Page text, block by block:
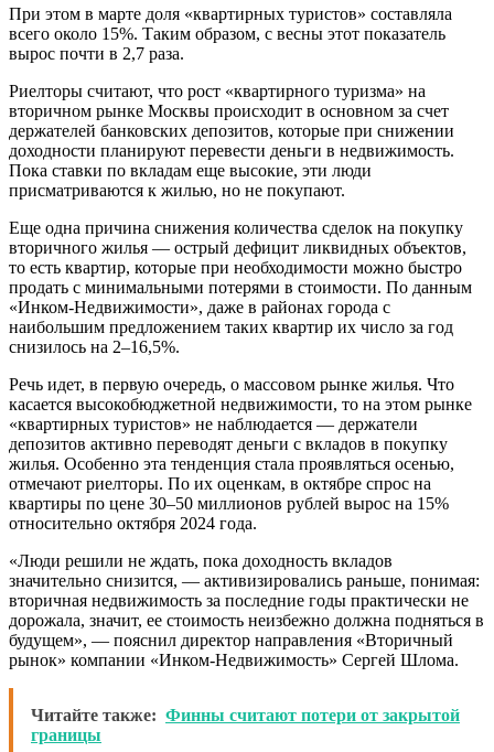
При этом в марте доля «квартирных туристов» составляла
всего около 15%. Таким образом, с весны этот показатель
вырос почти в 2,7 раза.
Риелторы считают, что рост «квартирного туризма» на
вторичном рынке Москвы происходит в основном за счет
держателей банковских депозитов, которые при снижении
доходности планируют перевести деньги в недвижимость.
Пока ставки по вкладам еще высокие, эти люди
присматриваются к жилью, но не покупают.
Еще одна причина снижения количества сделок на покупку
вторичного жилья — острый дефицит ликвидных объектов,
то есть квартир, которые при необходимости можно быстро
продать с минимальными потерями в стоимости. По данным
«Инком-Недвижимости», даже в районах города с
наибольшим предложением таких квартир их число за год
снизилось на 2–16,5%.
Речь идет, в первую очередь, о массовом рынке жилья. Что
касается высокобюджетной недвижимости, то на этом рынке
«квартирных туристов» не наблюдается — держатели
депозитов активно переводят деньги с вкладов в покупку
жилья. Особенно эта тенденция стала проявляться осенью,
отмечают риелторы. По их оценкам, в октябре спрос на
квартиры по цене 30–50 миллионов рублей вырос на 15%
относительно октября 2024 года.
«Люди решили не ждать, пока доходность вкладов
значительно снизится, — активизировались раньше, понимая:
вторичная недвижимость за последние годы практически не
дорожала, значит, ее стоимость неизбежно должна подняться в
будущем», — пояснил директор направления «Вторичный
рынок» компании «Инком-Недвижимость» Сергей Шлома.
Читайте также: Финны считают потери от закрытой
границы